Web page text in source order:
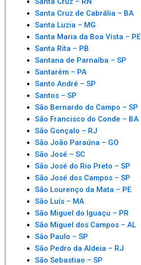
Santa Cruz de Cabrália – BA
Santa Luzia – MG
Santa Maria da Boa Vista – PE
Santa Rita – PB
Santana de Parnaíba – SP
Santarém – PA
Santo André – SP
Santos – SP
São Bernardo do Campo – SP
São Francisco do Conde – BA
São Gonçalo – RJ
São João Paraúna – GO
São José – SC
São José do Rio Preto – SP
São José dos Campos – SP
São Lourenço da Mata – PE
São Luís – MA
São Miguel do Iguaçu – PR
São Miguel dos Campos – AL
São Paulo – SP
São Pedro da Aldeia – RJ
São Sebastiao – SP